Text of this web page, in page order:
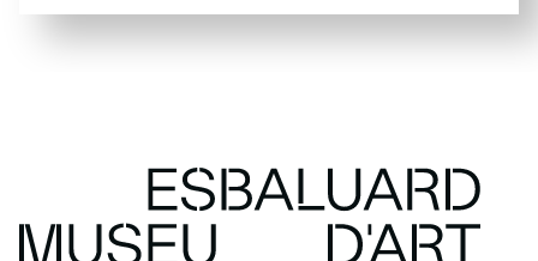
SUSCRÍBETE